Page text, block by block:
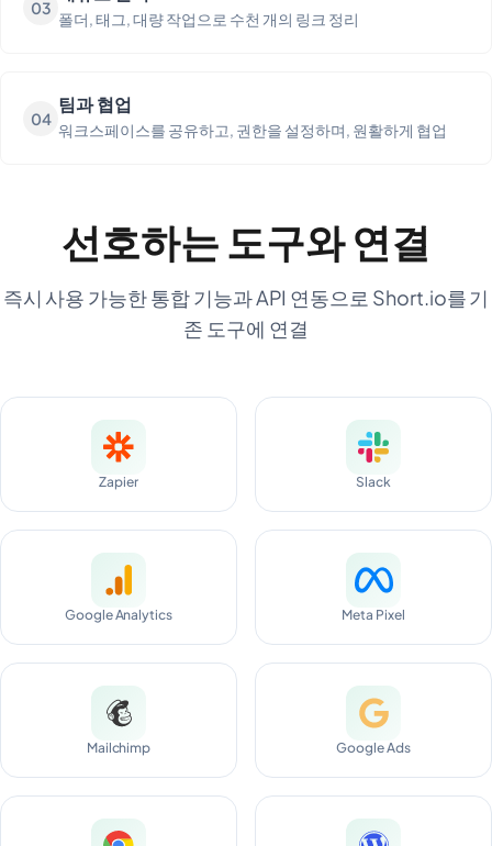
03
폴더, 태그, 대량 작업으로 수천 개의 링크 정리
04
팀과 협업
워크스페이스를 공유하고, 권한을 설정하며, 원활하게 협업
선호하는 도구와 연결
즉시 사용 가능한 통합 기능과 API 연동으로 Short.io를 기
존 도구에 연결
Zapier Slack
Google Analytics Meta Pixel
Mailchimp Google Ads